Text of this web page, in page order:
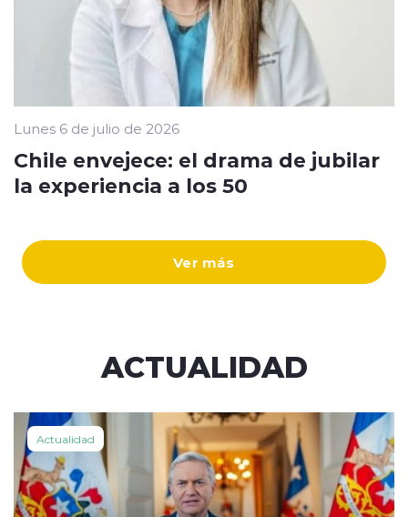
Ver más
Lunes 6 de julio de 2026
Chile envejece: el drama de jubilar
la experiencia a los 50
ACTUALIDAD
Actualidad